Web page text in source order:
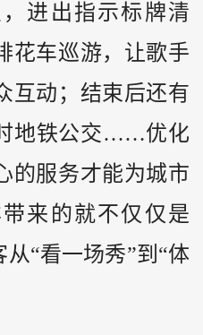
进出指示标牌清
花车巡游，让歌手
互动；结束后还有
地铁公交……优化
的服务才能为城市
来的就不仅仅是
“看一场秀”到“体